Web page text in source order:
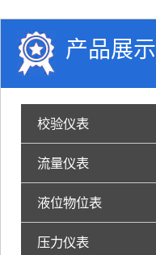
产品展示
校验仪表
流量仪表
液位物位表
压力仪表